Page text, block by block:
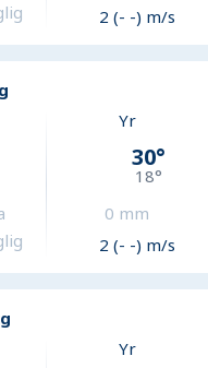
2 (- -) m/s
Yr
30°
18°
0 mm
2 (- -) m/s
Yr